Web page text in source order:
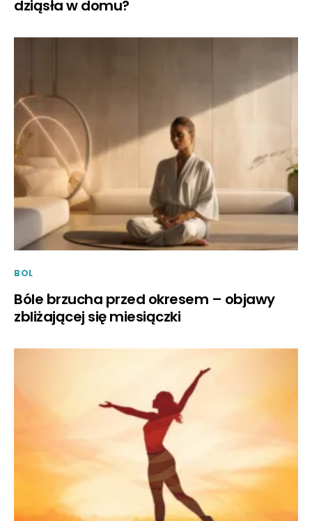
dziąsła w domu?
BOL
Bóle brzucha przed okresem – objawy
zbliżającej się miesiączki